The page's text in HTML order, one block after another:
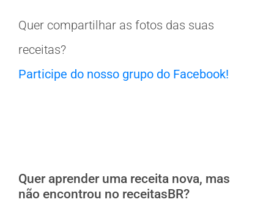
Quer compartilhar as fotos das suas
receitas?
Participe do nosso grupo do Facebook!
Quer aprender uma receita nova, mas
não encontrou no receitasBR?